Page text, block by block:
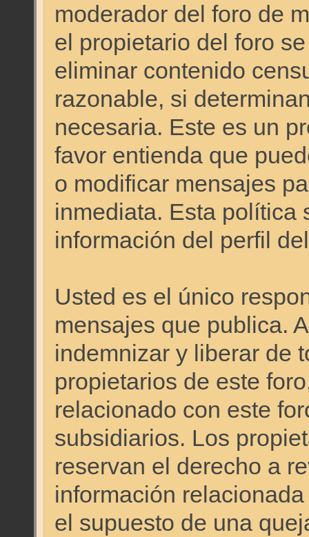
moderador del foro de
el propietario del foro
eliminar contenido
razonable, si
necesaria. Este es un
favor entienda que
o modificar mensajes
inmediata. Esta política
información del perfil
Usted es el único
mensajes que publica.
indemnizar y liberar de
propietarios de este
relacionado con este
subsidiarios. Los
reservan el derecho a
información
el supuesto de una